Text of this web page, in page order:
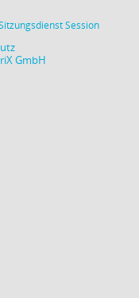
Session(Wird in
GmbH